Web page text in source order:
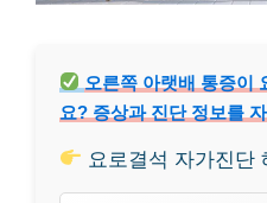
오른쪽 아랫배 통증이
요? 증상과 진단 정보를
요로결석 자가진단